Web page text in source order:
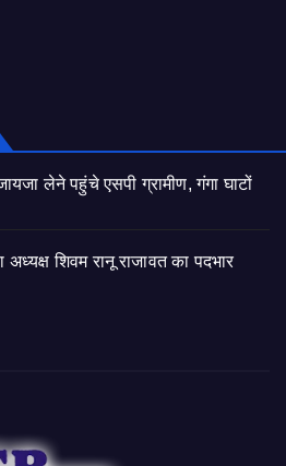
लेने पहुंचे एसपी ग्रामीण, गंगा घाटों
शिवम रानू राजावत का पदभार